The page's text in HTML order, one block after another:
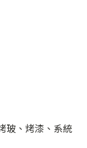
玻、烤漆、系統